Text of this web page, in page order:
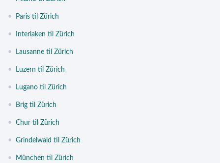
• Paris til Zürich
• Interlaken til Zürich
• Lausanne til Zürich
• Luzern til Zürich
• Lugano til Zürich
• Brig til Zürich
• Chur til Zürich
• Grindelwald til Zürich
• München til Zürich